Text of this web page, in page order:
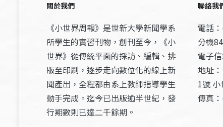
關於我們
《小世界周報》是世新大學新聞學系
所學生的實習刊物，創刊至今，《小
世界》從傳統平面的採訪、編輯、排
版至印刷，逐步走向數位化的線上新
聞產出，全程都由系上教師指導學生
動手完成。迄今已出版逾半世紀，發
行期數則已達二千餘期。
聯絡我
電話
分機
電子
地址
1號
傳真